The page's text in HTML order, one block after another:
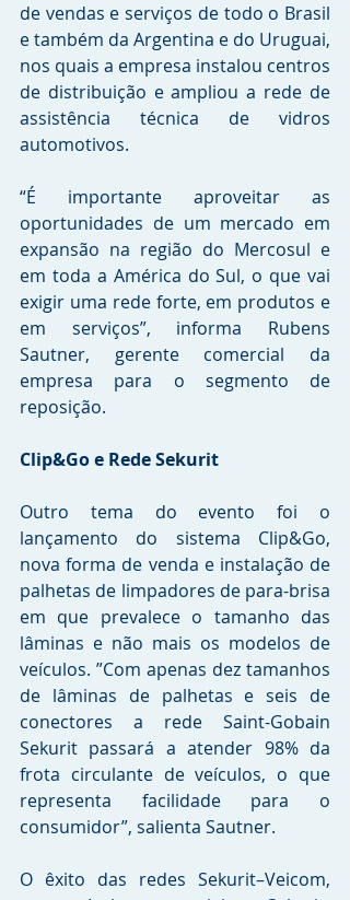
de vendas e serviços de todo o Brasil
e também da Argentina e do Uruguai,
nos quais a empresa instalou centros
de distribuição e ampliou a rede de
assistência técnica de vidros
automotivos.
“É importante aproveitar as
oportunidades de um mercado em
expansão na região do Mercosul e
em toda a América do Sul, o que vai
exigir uma rede forte, em produtos e
em serviços”, informa Rubens
Sautner, gerente comercial da
empresa para o segmento de
reposição.
Clip&Go e Rede Sekurit
Outro tema do evento foi o
lançamento do sistema Clip&Go,
nova forma de venda e instalação de
palhetas de limpadores de para-brisa
em que prevalece o tamanho das
lâminas e não mais os modelos de
veículos. ”Com apenas dez tamanhos
de lâminas de palhetas e seis de
conectores a rede Saint-Gobain
Sekurit passará a atender 98% da
frota circulante de veículos, o que
representa facilidade para o
consumidor”, salienta Sautner.
O êxito das redes Sekurit–Veicom,